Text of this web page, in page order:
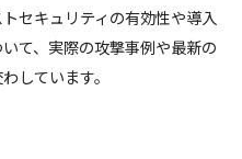
セキュリティの有効性や導入
て、実際の攻撃事例や最新の
しています。